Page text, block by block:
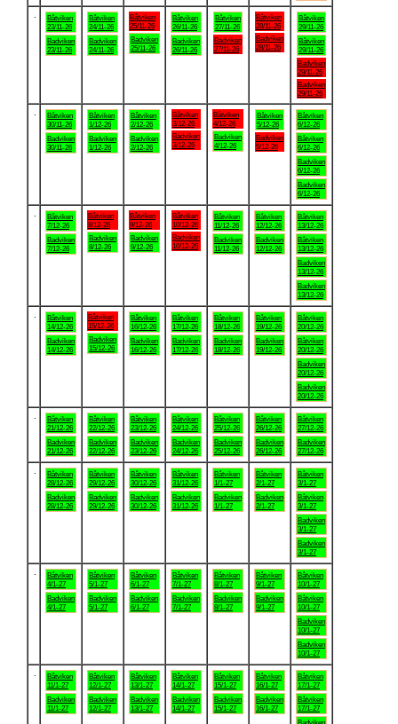
Båtviken
23/11-26
Badviken
23/11-26
Båtviken
24/11-26
Badviken
24/11-26
Båtviken
25/11-26
Badviken
25/11-26
Båtviken
26/11-26
Badviken
26/11-26
Båtviken
27/11-26
Badviken
27/11-26
Båtviken
28/11-26
Badviken
28/11-26
Båtviken
29/11-26
Båtviken
29/11-26
Badviken
29/11-26
Badviken
29/11-26
Båtviken
30/11-26
Badviken
30/11-26
Båtviken
1/12-26
Badviken
1/12-26
Båtviken
2/12-26
Badviken
2/12-26
Båtviken
3/12-26
Badviken
3/12-26
Båtviken
4/12-26
Badviken
4/12-26
Båtviken
5/12-26
Badviken
5/12-26
Båtviken
6/12-26
Båtviken
6/12-26
Badviken
6/12-26
Badviken
6/12-26
Båtviken
7/12-26
Badviken
7/12-26
Båtviken
8/12-26
Badviken
8/12-26
Båtviken
9/12-26
Badviken
9/12-26
Båtviken
10/12-26
Badviken
10/12-26
Båtviken
11/12-26
Badviken
11/12-26
Båtviken
12/12-26
Badviken
12/12-26
Båtviken
13/12-26
Båtviken
13/12-26
Badviken
13/12-26
Badviken
13/12-26
Båtviken
14/12-26
Badviken
14/12-26
Båtviken
15/12-26
Badviken
15/12-26
Båtviken
16/12-26
Badviken
16/12-26
Båtviken
17/12-26
Badviken
17/12-26
Båtviken
18/12-26
Badviken
18/12-26
Båtviken
19/12-26
Badviken
19/12-26
Båtviken
20/12-26
Båtviken
20/12-26
Badviken
20/12-26
Badviken
20/12-26
Båtviken
21/12-26
Badviken
21/12-26
Båtviken
22/12-26
Badviken
22/12-26
Båtviken
23/12-26
Badviken
23/12-26
Båtviken
24/12-26
Badviken
24/12-26
Båtviken
25/12-26
Badviken
25/12-26
Båtviken
26/12-26
Badviken
26/12-26
Båtviken
27/12-26
Badviken
27/12-26
Båtviken
28/12-26
Badviken
28/12-26
Båtviken
29/12-26
Badviken
29/12-26
Båtviken
30/12-26
Badviken
30/12-26
Båtviken
31/12-26
Badviken
31/12-26
Båtviken
1/1-27
Badviken
1/1-27
Båtviken
2/1-27
Badviken
2/1-27
Båtviken
3/1-27
Båtviken
3/1-27
Badviken
3/1-27
Badviken
3/1-27
Båtviken
4/1-27
Badviken
4/1-27
Båtviken
5/1-27
Badviken
5/1-27
Båtviken
6/1-27
Badviken
6/1-27
Båtviken
7/1-27
Badviken
7/1-27
Båtviken
8/1-27
Badviken
8/1-27
Båtviken
9/1-27
Badviken
9/1-27
Båtviken
10/1-27
Båtviken
10/1-27
Badviken
10/1-27
Badviken
10/1-27
Båtviken
11/1-27
Badviken
11/1-27
Båtviken
12/1-27
Badviken
12/1-27
Båtviken
13/1-27
Badviken
13/1-27
Båtviken
14/1-27
Badviken
14/1-27
Båtviken
15/1-27
Badviken
15/1-27
Båtviken
16/1-27
Badviken
16/1-27
Båtviken
17/1-27
Båtviken
17/1-27
Badviken